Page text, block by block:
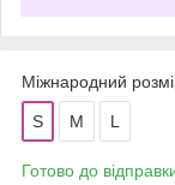
Міжнародний
S M L
Готово до